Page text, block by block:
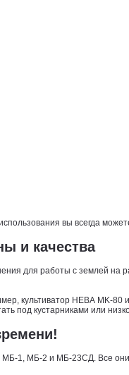
вы всегда
и качества
для работы с землей на
культиватор НЕВА MK-
под кустарниками или
1, МБ-2 и МБ-23СД. Все они